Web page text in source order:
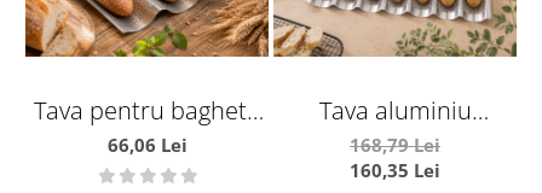
Tava pentru baghete
3 canale 38x24 cm
66,06 Lei
Tava aluminiu
baghete 60x80 - 7
canale transversale
168,79 Lei
160,35 Lei